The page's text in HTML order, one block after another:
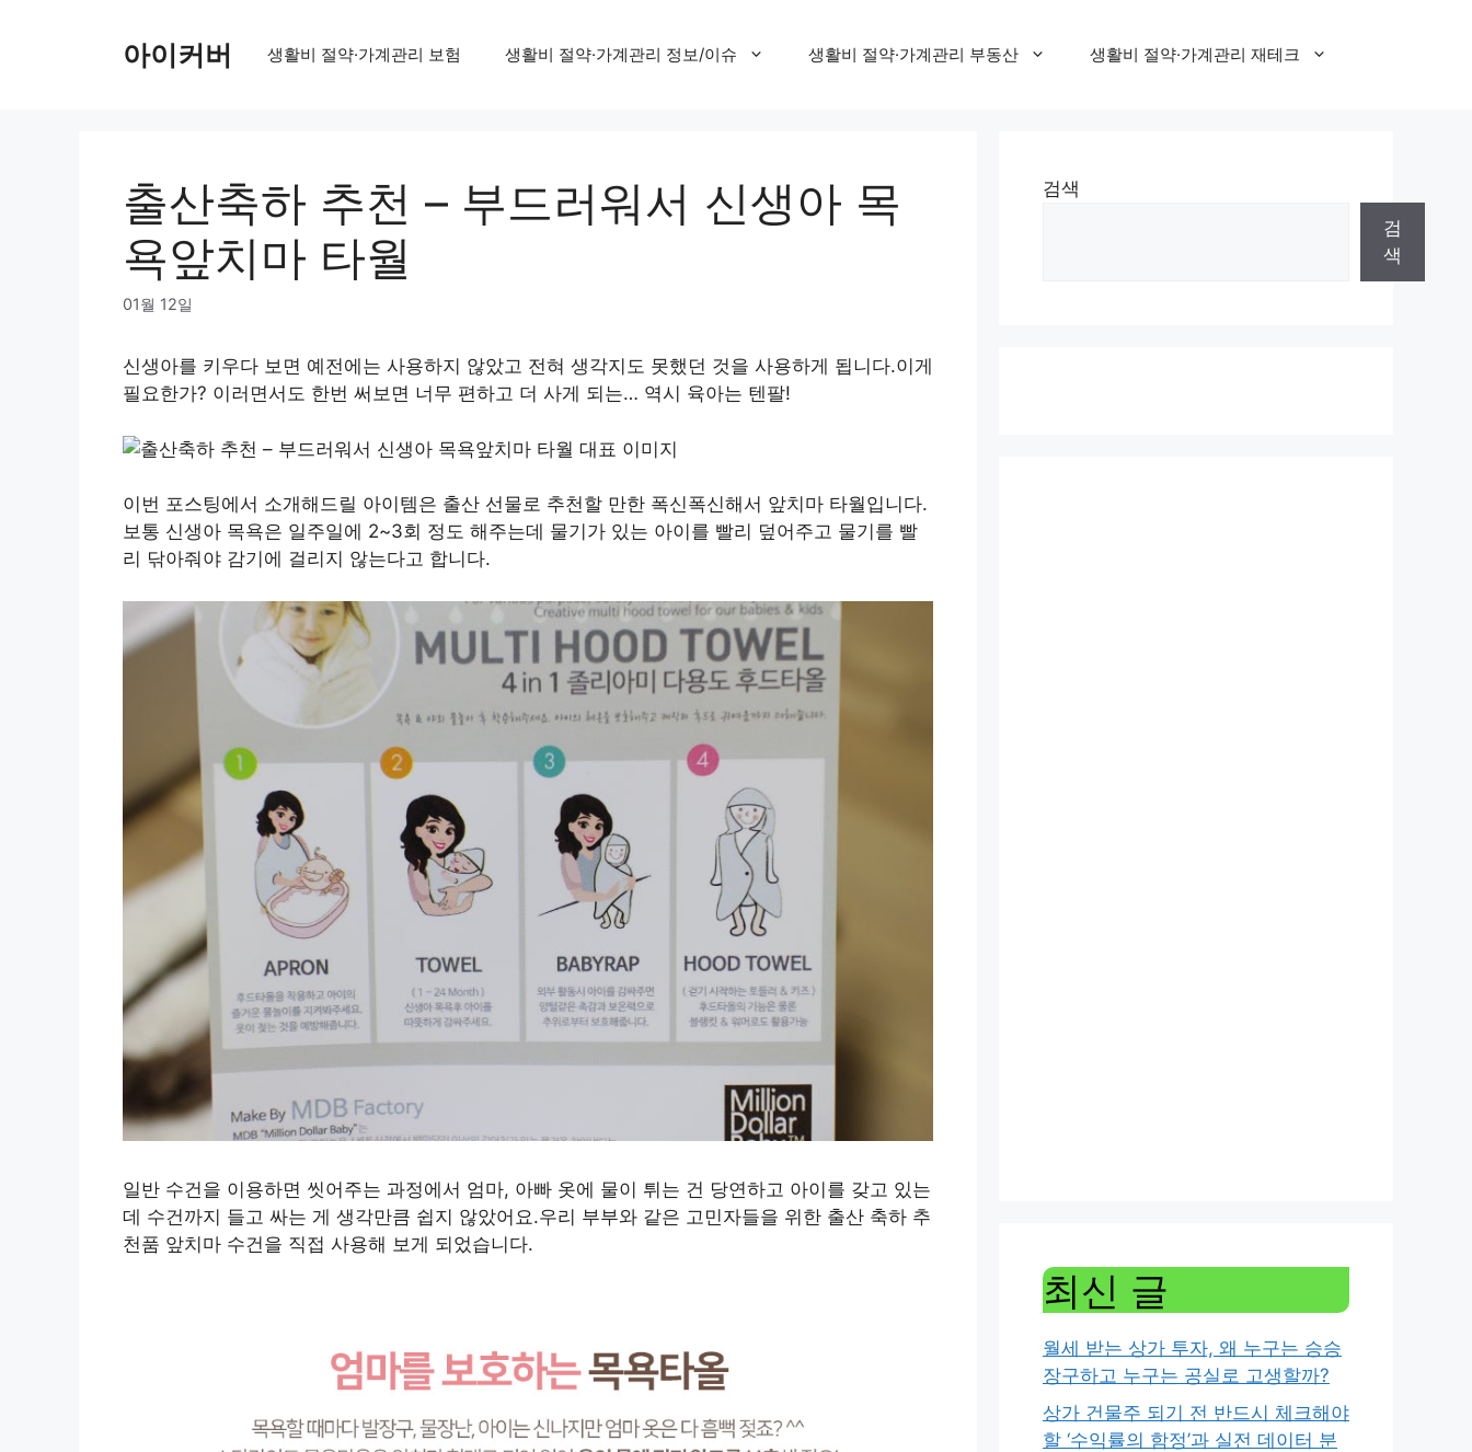
아이커버 생활비 절약·가계관리 보험 생활비 절약·가계관리 정보/이슈 생활비 절약·가계관리 부동산 생활비 절약·가계관리 재테크
출산축하 추천 – 부드러워서 신생아 목
욕앞치마 타월
01월 12일
신생아를 키우다 보면 예전에는 사용하지 않았고 전혀 생각지도 못했던 것을 사용하게 됩니다.이게
필요한가? 이러면서도 한번 써보면 너무 편하고 더 사게 되는… 역시 육아는 텐팔!
이번 포스팅에서 소개해드릴 아이템은 출산 선물로 추천할 만한 폭신폭신해서 앞치마 타월입니다.
보통 신생아 목욕은 일주일에 2~3회 정도 해주는데 물기가 있는 아이를 빨리 덮어주고 물기를 빨
리 닦아줘야 감기에 걸리지 않는다고 합니다.
일반 수건을 이용하면 씻어주는 과정에서 엄마, 아빠 옷에 물이 튀는 건 당연하고 아이를 갖고 있는
데 수건까지 들고 싸는 게 생각만큼 쉽지 않았어요.우리 부부와 같은 고민자들을 위한 출산 축하 추
천품 앞치마 수건을 직접 사용해 보게 되었습니다.
검색
검
색
최신 글
월세 받는 상가 투자, 왜 누구는 승승
장구하고 누구는 공실로 고생할까?
상가 건물주 되기 전 반드시 체크해야
할 ‘수익률의 함정’과 실전 데이터 분